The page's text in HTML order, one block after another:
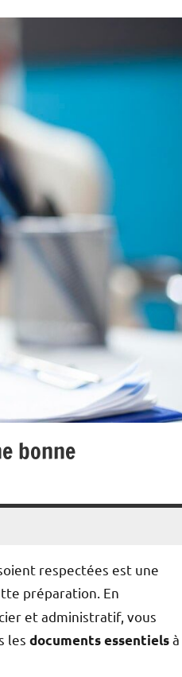
bonne
respectées est une
préparation. En
et administratif, vous
les documents essentielsà